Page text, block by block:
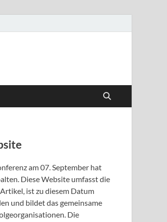
am 07. September hat
Diese Website umfasst die
ist zu diesem Datum
und bildet das gemeinsame
Die